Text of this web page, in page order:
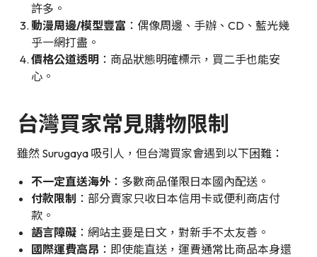
許多。
動漫周邊/模型豐富 ：偶像周邊、手辦、CD、藍光幾
乎一網打盡。
價格公道透明 ：商品狀態明確標示，買二手也能安
心。
台灣買家常見購物限制
雖然 Surugaya 吸引人，但台灣買家會遇到以下困難：
不一定直送海外 ：多數商品僅限日本國內配送。
付款限制 ：部分賣家只收日本信用卡或便利商店付
款。
語言障礙 ：網站主要是日文，對新手不太友善。
國際運費高昂 ：即使能直送，運費通常比商品本身還